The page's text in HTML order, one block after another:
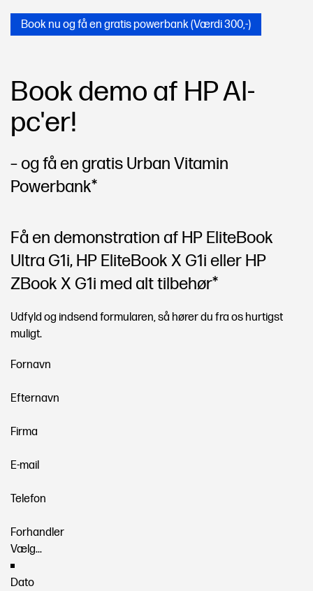
Book nu og få en gratis powerbank (Værdi 300,-)
Book demo af HP AI-
pc'er!
– og få en gratis Urban Vitamin
Powerbank*
Få en demonstration af HP EliteBook
Ultra G1i, HP EliteBook X G1i eller HP
ZBook X G1i med alt tilbehør*
Udfyld og indsend formularen, så hører du fra os hurtigst
muligt.
Section
Fornavn
Efternavn
Firma
E-mail
Telefon
Forhandler
Dato